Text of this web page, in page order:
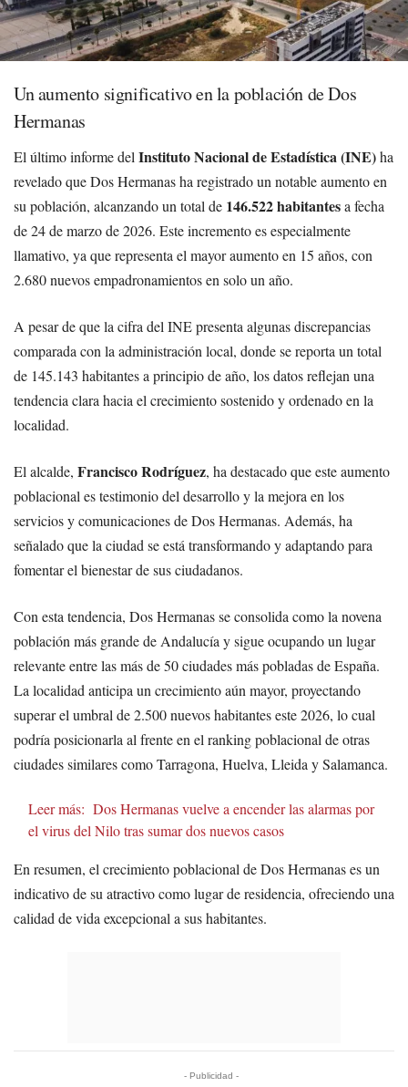
Un aumento significativo en la población de Dos
Hermanas
El último informe del Instituto Nacional de Estadística (INE)ha
revelado que Dos Hermanas ha registrado un notable aumento en
su población, alcanzando un total de 146.522 habitantesa fecha
de 24 de marzo de 2026. Este incremento es especialmente
llamativo, ya que representa el mayor aumento en 15 años, con
2.680 nuevos empadronamientos en solo un año.
A pesar de que la cifra del INE presenta algunas discrepancias
comparada con la administración local, donde se reporta un total
de 145.143 habitantes a principio de año, los datos reflejan una
tendencia clara hacia el crecimiento sostenido y ordenado en la
localidad.
El alcalde, Francisco Rodríguez, ha destacado que este aumento
poblacional es testimonio del desarrollo y la mejora en los
servicios y comunicaciones de Dos Hermanas. Además, ha
señalado que la ciudad se está transformando y adaptando para
fomentar el bienestar de sus ciudadanos.
Con esta tendencia, Dos Hermanas se consolida como la novena
población más grande de Andalucía y sigue ocupando un lugar
relevante entre las más de 50 ciudades más pobladas de España.
La localidad anticipa un crecimiento aún mayor, proyectando
superar el umbral de 2.500 nuevos habitantes este 2026, lo cual
podría posicionarla al frente en el ranking poblacional de otras
ciudades similares como Tarragona, Huelva, Lleida y Salamanca.
Leer más: Dos Hermanas vuelve a encender las alarmas por
el virus del Nilo tras sumar dos nuevos casos
En resumen, el crecimiento poblacional de Dos Hermanas es un
indicativo de su atractivo como lugar de residencia, ofreciendo una
calidad de vida excepcional a sus habitantes.
- Publicidad -